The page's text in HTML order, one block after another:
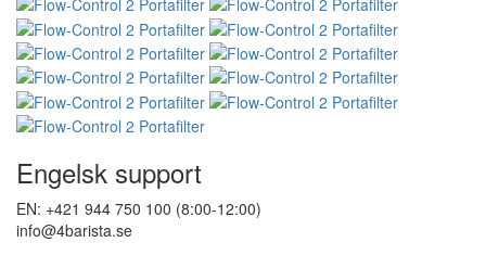
Engelsk support
EN: +421 944 750 100 (8:00-12:00)
info@4barista.se